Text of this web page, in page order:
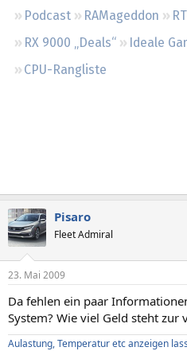
Podcast RAMageddon
RX 9000 „Deals“
Ideale
CPU-Rangliste
Pisaro
Fleet Admiral
23. Mai 2009
Da fehlen ein paar
System? Wie viel Geld steht zur
Aulastung, Temperatur etc anzeigen